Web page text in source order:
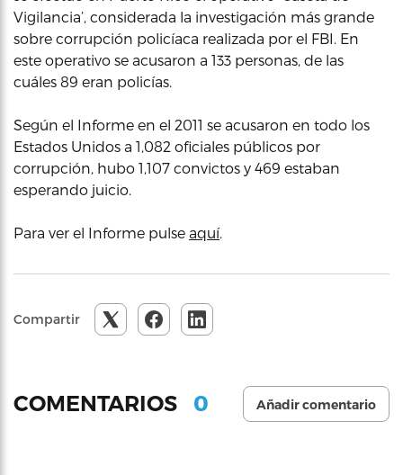
Vigilancia’, considerada la investigación más grande
sobre corrupción policíaca realizada por el FBI. En
este operativo se acusaron a 133 personas, de las
cuáles 89 eran policías.
Según el Informe en el 2011 se acusaron en todo los
Estados Unidos a 1,082 oficiales públicos por
corrupción, hubo 1,107 convictos y 469 estaban
esperando juicio.
Para ver el Informe pulse aquí.
Compartir
COMENTARIOS 0 Añadir comentario